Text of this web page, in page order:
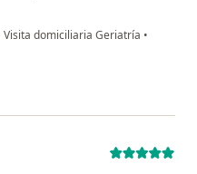
Visita domiciliaria Geriatría •